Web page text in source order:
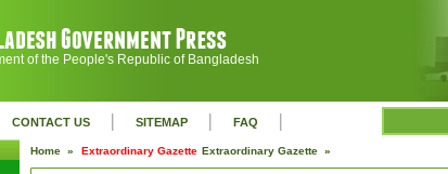
of the People's Republic of Bangladesh
CONTACT US | SITEMAP | FAQ |
Home » Extraordinary Gazette Extraordinary Gazette »